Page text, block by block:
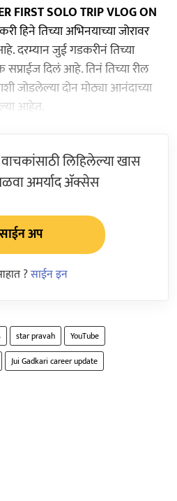
FIRST SOLO TRIP VLOG ON
हिने तिच्या अभिनयाच्या जोरावर
दरम्यान जुई गडकरीनं तिच्या
सप्राईज दिलं आहे. तिनं तिच्या रील
जोडलेल्या दोन मोठ्या आनंदाच्या
आहेत.
लिहिलेल्या खास
अमर्याद ॲक्सेस
साईन अप
?साईन इन
star pravah
YouTube
Jui Gadkari career update